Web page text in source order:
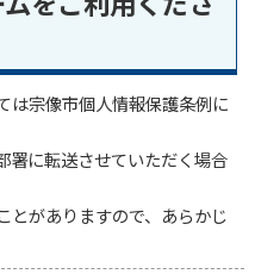
は宗像市個人情報保護条例に
署に転送させていただく場合
とがありますので、あらかじ